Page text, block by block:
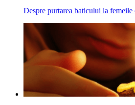
Despre purtarea baticului la femeile